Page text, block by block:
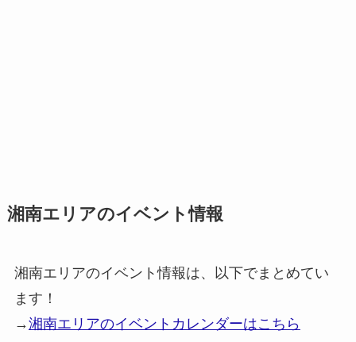
湘南エリアのイベント情報
湘南エリアのイベント情報は、以下でまとめてい
ます！
→湘南エリアのイベントカレンダーはこちら